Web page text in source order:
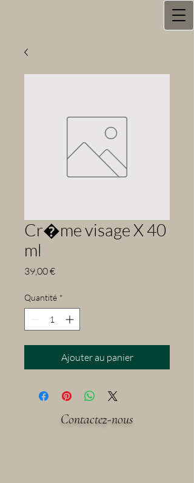
Cr�me visage X 40
ml
39,00 €Prix
Quantité *
Ajouter au panier
Contactez-nous